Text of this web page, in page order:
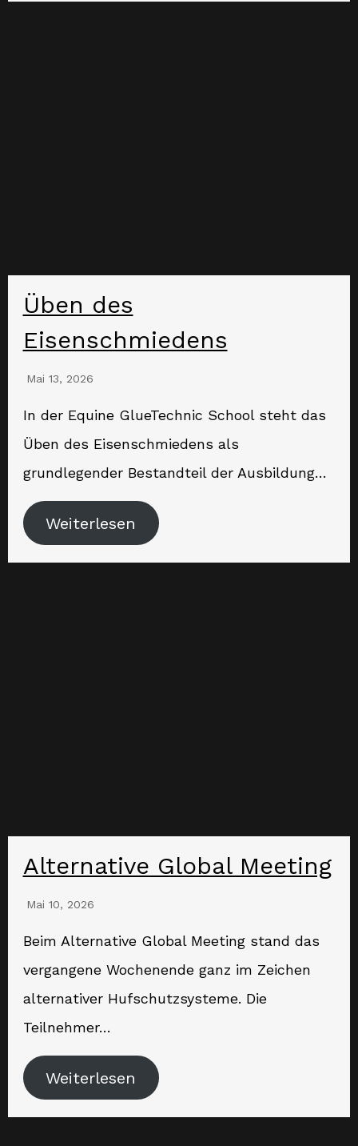
Üben des
Eisenschmiedens
Mai 13, 2026
In der Equine GlueTechnic School steht das
Üben des Eisenschmiedens als
grundlegender Bestandteil der Ausbildung…
Weiterlesen
Alternative Global Meeting
Mai 10, 2026
Beim Alternative Global Meeting stand das
vergangene Wochenende ganz im Zeichen
alternativer Hufschutzsysteme. Die
Teilnehmer…
Weiterlesen